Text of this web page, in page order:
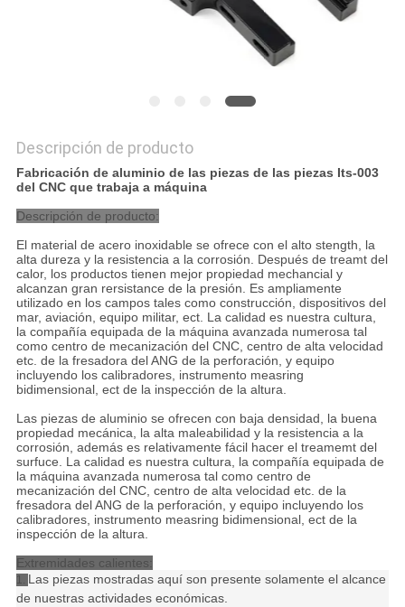
Descripción de producto
Fabricación de aluminio de las piezas de las piezas Its-003
del CNC que trabaja a máquina
Descripción de producto:
El material de acero inoxidable se ofrece con el alto stength, la
alta dureza y la resistencia a la corrosión. Después de treamt del
calor, los productos tienen mejor propiedad mechancial y
alcanzan gran rersistance de la presión. Es ampliamente
utilizado en los campos tales como construcción, dispositivos del
mar, aviación, equipo militar, ect. La calidad es nuestra cultura,
la compañía equipada de la máquina avanzada numerosa tal
como centro de mecanización del CNC, centro de alta velocidad
etc. de la fresadora del ANG de la perforación, y equipo
incluyendo los calibradores, instrumento measring
bidimensional, ect de la inspección de la altura.
Las piezas de aluminio se ofrecen con baja densidad, la buena
propiedad mecánica, la alta maleabilidad y la resistencia a la
corrosión, además es relativamente fácil hacer el treamemt del
surfuce. La calidad es nuestra cultura, la compañía equipada de
la máquina avanzada numerosa tal como centro de
mecanización del CNC, centro de alta velocidad etc. de la
fresadora del ANG de la perforación, y equipo incluyendo los
calibradores, instrumento measring bidimensional, ect de la
inspección de la altura.
Extremidades calientes:
1. Las piezas mostradas aquí son presente solamente el alcance
de nuestras actividades económicas.